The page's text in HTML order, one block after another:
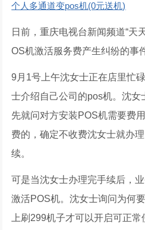
个人多通道变pos机(0元送机)
日前，重庆电视台新闻频道“天
OS机激活服务费产生纠纷的事
9月1号上午沈女士正在店里忙
士介绍自己公司的pos机。沈女
先就问对方安装POS机需要费
费的，确定不收费沈女士就办
续。
可是当沈女士办理完手续后，
激活POS机。沈女士询问为何
上刷299机子才可以开启可正